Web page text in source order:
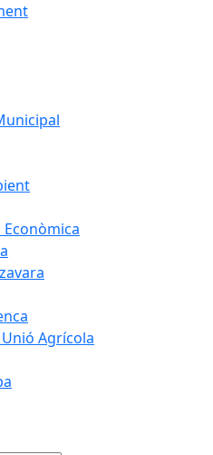
Agrícola